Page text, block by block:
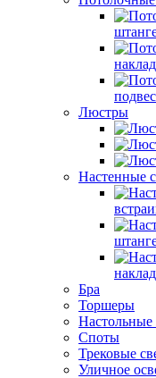
Люстры
Настенные
Бра
Торшеры
Споты
Трековые
Уличное